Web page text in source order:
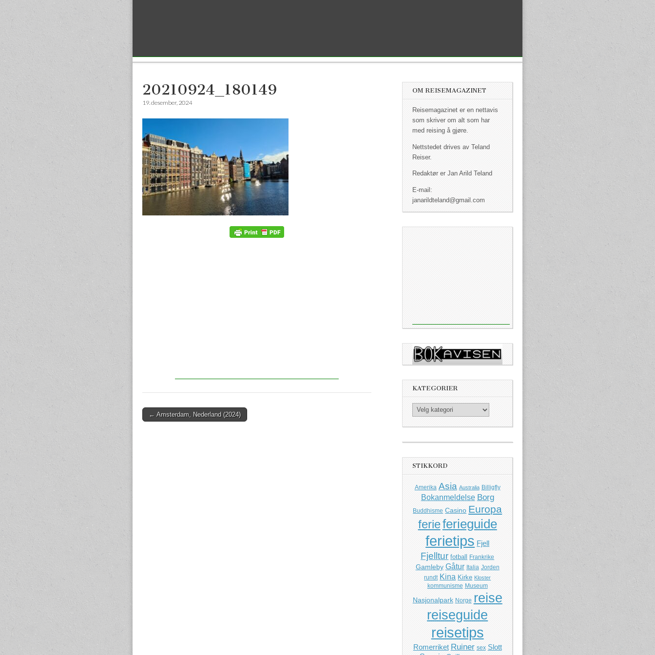
20210924_180149
19. desember, 2024
Post navigation
← Amsterdam, Nederland (2024)
OM REISEMAGAZINET
Reisemagazinet er en nettavis
som skriver om alt som har
med reising å gjøre.
Nettstedet drives av Teland
Reiser.
Redaktør er Jan Arild Teland
E-mail:
janarildteland@gmail.com
KATEGORIER
Kategorier
STIKKORD
Amerika Asia Australia Billigfly
Bokanmeldelse Borg
Buddhisme Casino Europa
ferieferieguide
ferietips Fjell
Fjelltur fotball Frankrike
Gamleby Gåtur Italia Jorden
rundt Kina Kirke Kloster
kommunisme Museum
Nasjonalpark Norge reise
reiseguide
reisetips
Romerriket Ruiner sex Slott